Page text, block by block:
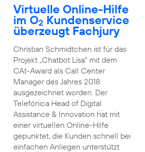
Virtuelle Online-Hilfe
im O2 Kundenservice
überzeugt Fachjury
Christian Schmidtchen ist für das
Projekt „Chatbot Lisa“ mit dem
CAt-Award als Call Center
Manager des Jahres 2018
ausgezeichnet worden. Der
Telefónica Head of Digital
Assistance & Innovation hat mit
einer virtuellen Online-Hilfe
gepunktet, die Kunden schnell bei
einfachen Anliegen unterstützt.